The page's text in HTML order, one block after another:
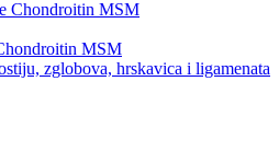
MSM
zglobova, hrskavica i ligamenata